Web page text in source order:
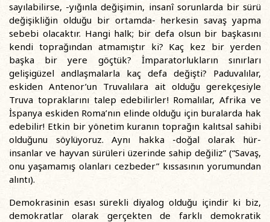
sayılabilirse, -yığınla değişimin, insanî sorunlarda bir sürü
değişikliğin olduğu bir ortamda- herkesin savaş yapma
sebebi olacaktır. Hangi halk; bir defa olsun bir başkasını
kendi toprağından atmamıştır ki? Kaç kez bir yerden
başka bir yere göçtük? İmparatorlukların sınırları
gelişigüzel andlaşmalarla kaç defa değişti? Paduvalılar,
eskiden Antenor’un Truvalılara ait olduğu gerekçesiyle
Truva topraklarını talep edebilirler! Romalılar, Afrika ve
İspanya eskiden Roma’nın elinde olduğu için buralarda hak
edebilir! Etkin bir yönetim kuranın toprağın kalıtsal sahibi
olduğunu söylüyoruz. Aynı hakka -doğal olarak hür-
insanlar ve hayvan sürüleri üzerinde sahip değiliz” (“Savaş,
onu yaşamamış olanları cezbeder” kıssasının yorumundan
alıntı).
Demokrasinin esası sürekli diyalog olduğu içindir ki biz,
demokratlar olarak gerçekten de farklı demokratik